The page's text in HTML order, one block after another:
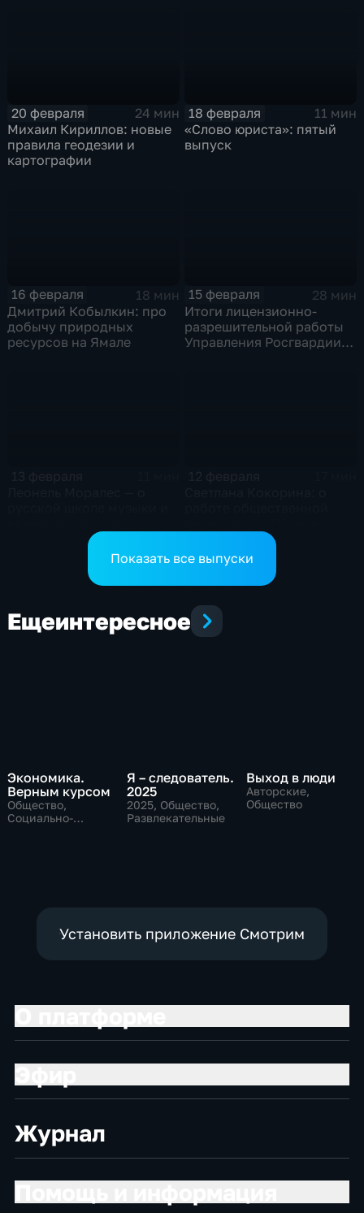
20 февраля
24 мин
Михаил Кириллов: новые
правила геодезии и
картографии
18 февраля
11 мин
«Слово юриста»: пятый
выпуск
16 февраля
18 мин
Дмитрий Кобылкин: про
добычу природных
ресурсов на Ямале
15 февраля
28 мин
Итоги лицензионно-
разрешительной работы
Управления Росгвардии
пересказа произведений
Показать все выпуски
Ещеинтересное
Экономика.
Верным курсом
Общество,
Социально-
Я – следователь.
2025
2025, Общество,
Развлекательные
Выход в люди
Авторские,
Общество
Установить приложение Смотрим
Журнал